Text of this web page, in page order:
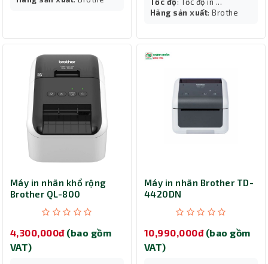
Hãng sản xuất: Brothe
Máy in nhãn khổ rộng
Brother QL-800
4,300,000đ (bao gồm
VAT)
Máy in nhãn Brother TD-
4420DN
10,990,000đ (bao gồm
VAT)